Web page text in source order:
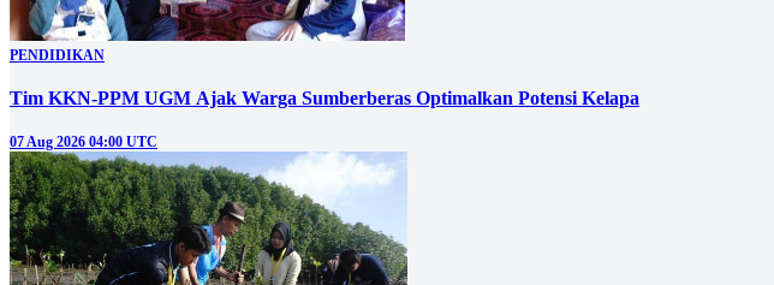
PENDIDIKAN
Tim KKN-PPM UGM Ajak Warga Sumberberas Optimalkan Potensi Kelapa
07 Aug 2026 04:00 UTC